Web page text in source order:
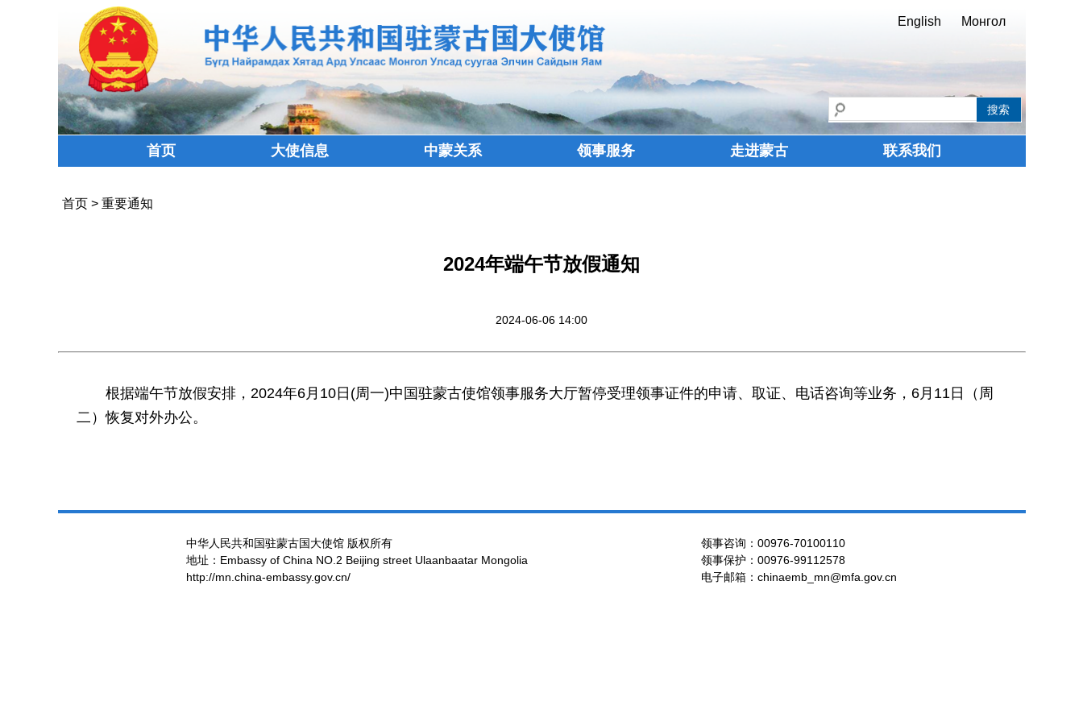
English Монгол
首页 大使信息 中蒙关系 领事服务 走进蒙古 联系我们
首页> 重要通知
2024年端午节放假通知
2024-06-06 14:00
根据端午节放假安排，2024年6月10日(周一)中国驻蒙古使馆领事服务大厅暂停受理领事证件的申请、取证、电话咨询等业务，6月11日（周
二）恢复对外办公。
中华人民共和国驻蒙古国大使馆 版权所有
地址：Embassy of China NO.2 Beijing street Ulaanbaatar Mongolia
http://mn.china-embassy.gov.cn/
领事咨询：00976-70100110
领事保护：00976-99112578
电子邮箱：chinaemb_mn@mfa.gov.cn